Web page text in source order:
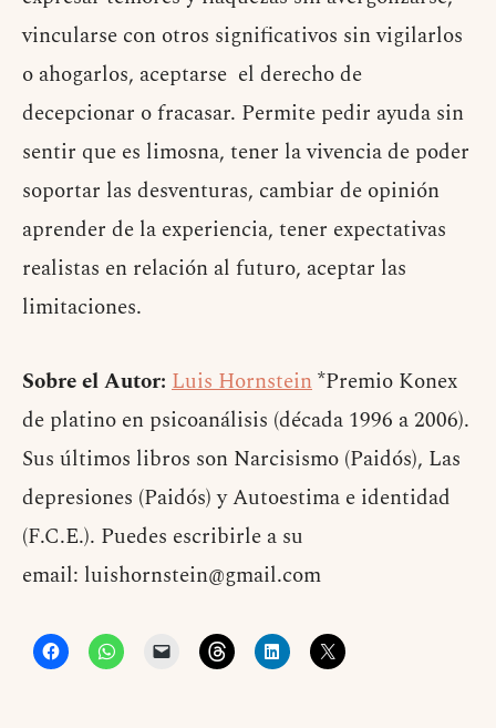
vincularse con otros significativos sin vigilarlos
o ahogarlos, aceptarse el derecho de
decepcionar o fracasar. Permite pedir ayuda sin
sentir que es limosna, tener la vivencia de poder
soportar las desventuras, cambiar de opinión
aprender de la experiencia, tener expectativas
realistas en relación al futuro, aceptar las
limitaciones.
Sobre el Autor: Luis Hornstein*Premio Konex
de platino en psicoanálisis (década 1996 a 2006).
Sus últimos libros son Narcisismo (Paidós), Las
depresiones (Paidós) y Autoestima e identidad
(F.C.E.). Puedes escribirle a su
email: luishornstein@gmail.com